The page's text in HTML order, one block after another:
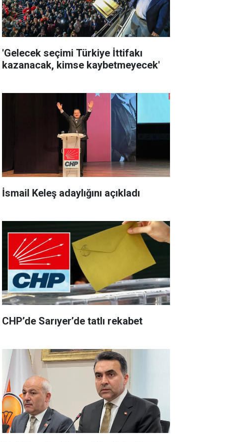
'Gelecek seçimi Türkiye İttifakı
kazanacak, kimse kaybetmeyecek'
İsmail Keleş adaylığını açıkladı
CHP’de Sarıyer’de tatlı rekabet